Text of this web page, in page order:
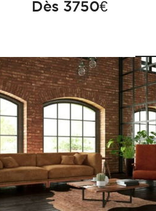
Dès 3750€